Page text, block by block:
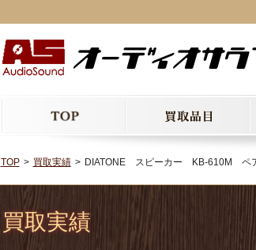
TOP 買取実績 DIATONE スピーカー KB-610M ペ
買取実績